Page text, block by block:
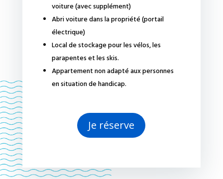
voiture (avec supplément)
Abri voiture dans la propriété (portail
électrique)
Local de stockage pour les vélos, les
parapentes et les skis.
Appartement non adapté aux personnes
en situation de handicap.
Je réserve